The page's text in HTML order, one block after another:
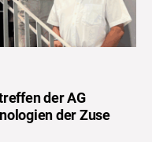
der AG
der Zuse